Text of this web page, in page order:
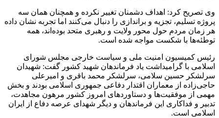
وی تصریح کرد: اهداف دشمنان تغییر نکرده و همچنان همان سه
پروژه تسلیم، تجزیه و براندازی را دنبال می‌کنند اما تجربه نشان داده
هر زمان مردم حول محور ولایت و رهبری متحد بوده‌اند، همه
توطئه‌ها با شکست مواجه شده است.
رئیس کمیسیون امنیت ملی و سیاست خارجی مجلس شورای
اسلامی با گرامیداشت یاد فرماندهان شهید کشور گفت: شهیدان
سرلشکر حسین سلامی، سرلشکر محمد باقری و امیرعلی
حاجی‌زاده از معماران اقتدار دفاعی جمهوری اسلامی بودند و بخش
مهمی از موفقیت‌ها و دستاوردهای امروز کشور مرهون مجاهدت،
تدبیر و فداکاری این فرماندهان و دیگر شهدای عرصه دفاع از ایران
اسلامی است.